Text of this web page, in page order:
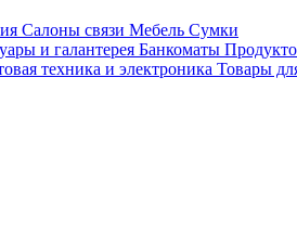
Салоны связи Мебель Сумки
и галантерея Банкоматы
техника и электроника Товары